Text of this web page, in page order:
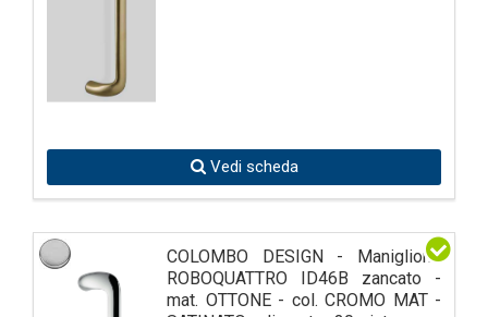
Vedi scheda
COLOMBO DESIGN - Maniglione
ROBOQUATTRO ID46B zancato -
mat. OTTONE - col. CROMO MAT -